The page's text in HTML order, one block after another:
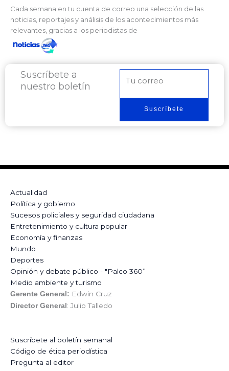
Cada semana en tu cuenta de correo una selección de las
noticias, reportajes y análisis de los acontecimientos más
relevantes, gracias a los periodistas de
Suscríbete a
nuestro boletín
electrónico
Suscríbete
Actualidad
Política y gobierno
Sucesos policiales y seguridad ciudadana
Entretenimiento y cultura popular
Economía y finanzas
Mundo
Deportes
Opinión y debate público - "Palco 360”
Medio ambiente y turismo
Gerente General: Edwin Cruz
Director General: Julio Talledo
Suscríbete al boletín semanal
Código de ética periodística
Pregunta al editor